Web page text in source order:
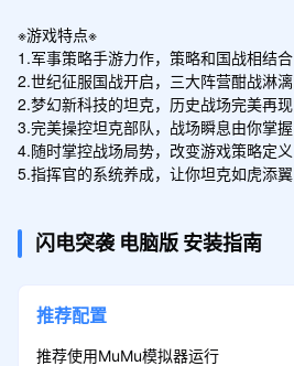
※游戏特点※
1.军事策略手游力作，策略和国战相结合
2.世纪征服国战开启，三大阵营酣战淋漓
2.梦幻新科技的坦克，历史战场完美再现
3.完美操控坦克部队，战场瞬息由你掌握
4.随时掌控战场局势，改变游戏策略定义
5.指挥官的系统养成，让你坦克如虎添翼
闪电突袭 电脑版 安装指南
推荐配置
推荐使用MuMu模拟器运行